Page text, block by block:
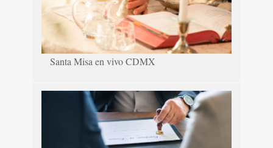
Santa Misa en vivo CDMX